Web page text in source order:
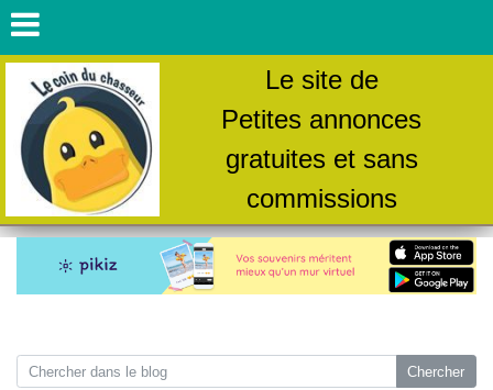
Le site de
Petites annonces
gratuites et sans
commissions